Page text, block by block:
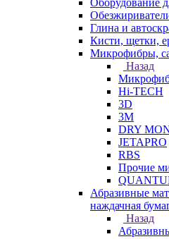
Оборудование
Глина и
Кисти, щетки,
Микрофибры,
Назад
Hi-TECH
3D
3М
DRY
JETAPRO
RBS
Прочие
Абразивные
наждачная
Назад